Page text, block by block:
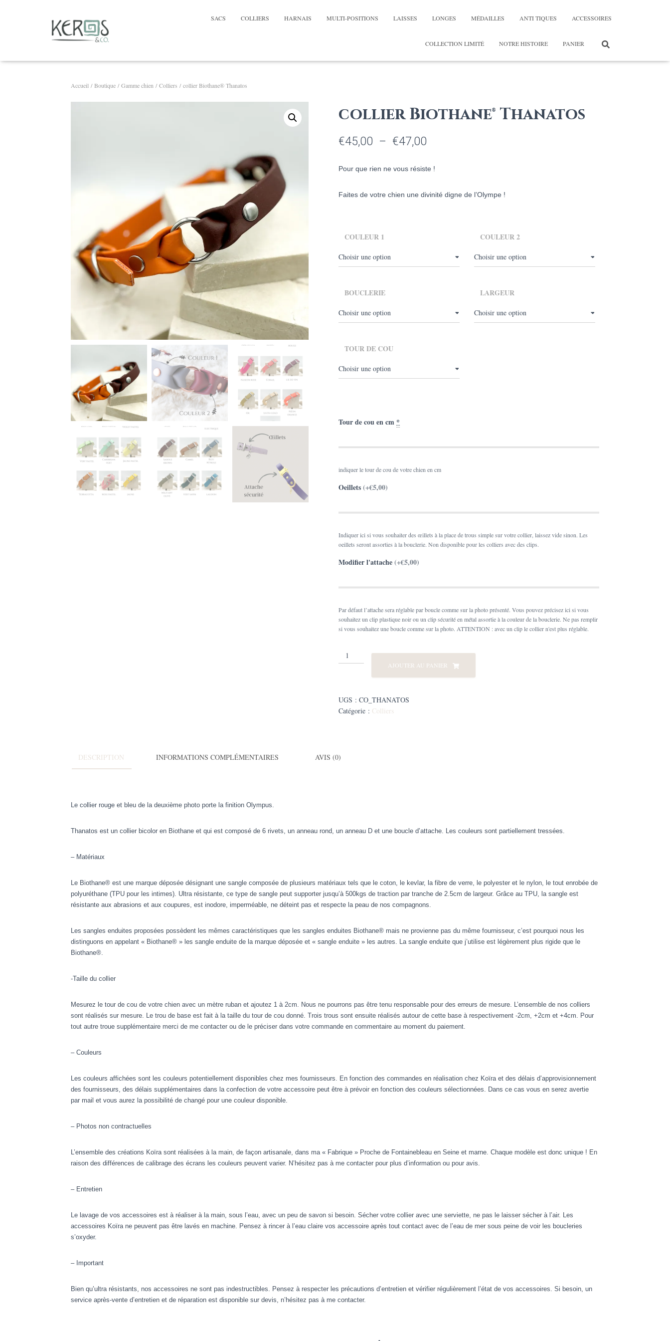
SACS COLLIERS HARNAIS MULTI-POSITIONS LAISSES LONGES MÉDAILLES ANTI TIQUES ACCESSOIRES
COLLECTION LIMITÉ NOTRE HISTOIRE PANIER
Accueil /Boutique /Gamme chien /Colliers / collier Biothane® Thanatos
collier Biothane® Thanatos
€45,00 – €47,00
€45,00
Pour que rien ne vous résiste !
Faites de votre chien une divinité digne de l’Olympe !
COULEUR 1 COULEUR 2
BOUCLERIE LARGEUR
TOUR DE COU
Tour de cou en cm*
indiquer le tour de cou de votre chien en cm
Oeillets(+€5,00)
Indiquer ici si vous souhaiter des œillets à la place de trous simple sur votre collier, laissez vide sinon. Les
oeillets seront assorties à la bouclerie. Non disponible pour les colliers avec des clips.
Modifier l'attache(+€5,00)
Par défaut l’attache sera réglable par boucle comme sur la photo présenté. Vous pouvez précisez ici si vous
souhaitez un clip plastique noir ou un clip sécurité en métal assortie à la couleur de la bouclerie. Ne pas remplir
si vous souhaitez une boucle comme sur la photo. ATTENTION : avec un clip le collier n'est plus réglable.
quantité
de
Thanatos
AJOUTER AU PANIER
UGS : CO_THANATOS
Catégorie : Colliers
DESCRIPTION INFORMATIONS COMPLÉMENTAIRES AVIS (0)
Le collier rouge et bleu de la deuxième photo porte la finition Olympus.
Thanatos est un collier bicolor en Biothane et qui est composé de 6 rivets, un anneau rond, un anneau D et une boucle d’attache. Les couleurs sont partiellement tressées.
– Matériaux
Le Biothane® est une marque déposée désignant une sangle composée de plusieurs matériaux tels que le coton, le kevlar, la fibre de verre, le polyester et le nylon, le tout enrobée de
polyuréthane (TPU pour les intimes). Ultra résistante, ce type de sangle peut supporter jusqu’à 500kgs de traction par tranche de 2.5cm de largeur. Grâce au TPU, la sangle est
résistante aux abrasions et aux coupures, est inodore, imperméable, ne déteint pas et respecte la peau de nos compagnons.
Les sangles enduites proposées possèdent les mêmes caractéristiques que les sangles enduites Biothane® mais ne provienne pas du même fournisseur, c’est pourquoi nous les
distinguons en appelant « Biothane® » les sangle enduite de la marque déposée et « sangle enduite » les autres. La sangle enduite que j’utilise est légèrement plus rigide que le
Biothane®.
-Taille du collier
Mesurez le tour de cou de votre chien avec un mètre ruban et ajoutez 1 à 2cm. Nous ne pourrons pas être tenu responsable pour des erreurs de mesure. L’ensemble de nos colliers
sont réalisés sur mesure. Le trou de base est fait à la taille du tour de cou donné. Trois trous sont ensuite réalisés autour de cette base à respectivement -2cm, +2cm et +4cm. Pour
tout autre troue supplémentaire merci de me contacter ou de le préciser dans votre commande en commentaire au moment du paiement.
– Couleurs
Les couleurs affichées sont les couleurs potentiellement disponibles chez mes fournisseurs. En fonction des commandes en réalisation chez Koïra et des délais d’approvisionnement
des fournisseurs, des délais supplémentaires dans la confection de votre accessoire peut être à prévoir en fonction des couleurs sélectionnées. Dans ce cas vous en serez avertie
par mail et vous aurez la possibilité de changé pour une couleur disponible.
– Photos non contractuelles
L’ensemble des créations Koïra sont réalisées à la main, de façon artisanale, dans ma « Fabrique » Proche de Fontainebleau en Seine et marne. Chaque modèle est donc unique ! En
raison des différences de calibrage des écrans les couleurs peuvent varier. N’hésitez pas à me contacter pour plus d’information ou pour avis.
– Entretien
Le lavage de vos accessoires est à réaliser à la main, sous l’eau, avec un peu de savon si besoin. Sécher votre collier avec une serviette, ne pas le laisser sécher à l’air. Les
accessoires Koïra ne peuvent pas être lavés en machine. Pensez à rincer à l’eau claire vos accessoire après tout contact avec de l’eau de mer sous peine de voir les boucleries
s’oxyder.
– Important
Bien qu’ultra résistants, nos accessoires ne sont pas indestructibles. Pensez à respecter les précautions d’entretien et vérifier régulièrement l’état de vos accessoires. Si besoin, un
service après-vente d’entretien et de réparation est disponible sur devis, n’hésitez pas à me contacter.